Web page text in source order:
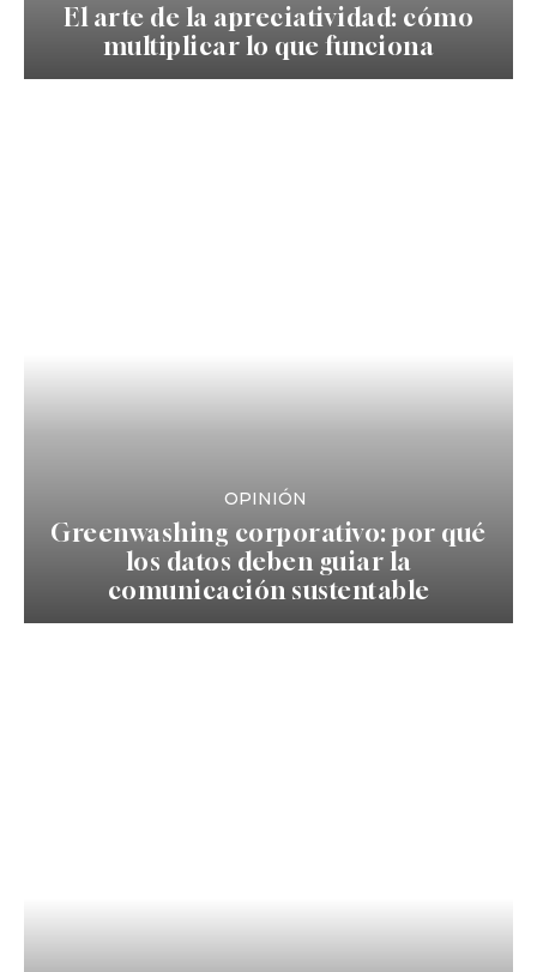
El arte de la apreciatividad: cómo
multiplicar lo que funciona
OPINIÓN
Greenwashing corporativo: por qué
los datos deben guiar la
comunicación sustentable